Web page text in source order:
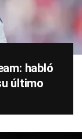
habló
último